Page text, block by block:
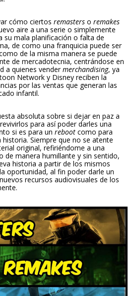
cómo ciertos remasters o remakes
aire a una serie o simplemente
su mala planificación o falta de
de como una franquicia puede ser
de la misma manera se puede
de mercadotecnia, centrándose en
a quienes vendermerchandising, ya
Network y Disney reciben la
por las ventas que generan las
infantil.
absoluta sobre si dejar en paz a
para así poder darles una
si es para un reboot como para
Siempre que no se atente
original, refiriéndome a una
de manera humillante y sin sentido,
historia a partir de los mismos
oportunidad, al fin poder darle un
recursos audiovisuales de los